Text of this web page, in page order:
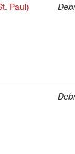
Paul)